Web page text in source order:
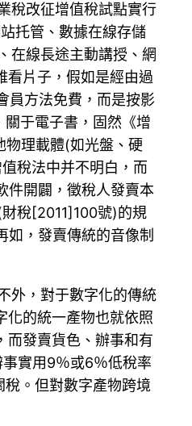
稅改征增值稅試點實行
托管、數據在線存儲
在線長途主動講授、網
看片子，假如是經由過
員方法免費，而是按影
于電子書，固然《增
理載體(如光盤、硬
稅法中并不明白，而
件開闢，徵稅人發賣本
稅[2011]100號)的規
如，發賣傳統的音像制
外，對于數字化的傳統
化的統一產物也就依照
而發賣貨色、辦事和有
實用9％或6％低稅率
。但對數字產物跨境